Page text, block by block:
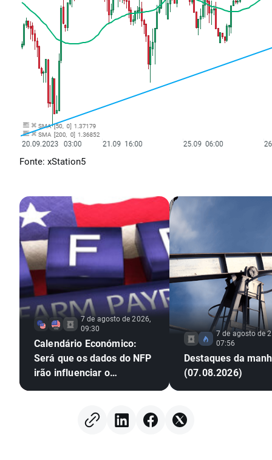
Fonte: xStation5
7 de agosto de 2026,
09:30
Calendário Económico:
Será que os dados do NFP
irão influenciar o
7 de agosto de
07:56
Destaques da
(07.08.2026)